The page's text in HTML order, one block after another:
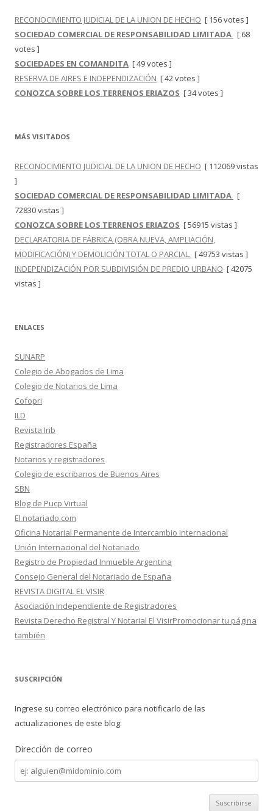
RECONOCIMIENTO JUDICIAL DE LA UNION DE HECHO [ 156 votes ]
SOCIEDAD COMERCIAL DE RESPONSABILIDAD LIMITADA [ 68
votes ]
SOCIEDADES EN COMANDITA [ 49 votes ]
RESERVA DE AIRES E INDEPENDIZACIÓN [ 42 votes ]
CONOZCA SOBRE LOS TERRENOS ERIAZOS [ 34 votes ]
MÁS VISITADOS
RECONOCIMIENTO JUDICIAL DE LA UNION DE HECHO [ 112069 vistas
]
SOCIEDAD COMERCIAL DE RESPONSABILIDAD LIMITADA [
72830 vistas ]
CONOZCA SOBRE LOS TERRENOS ERIAZOS [ 56915 vistas ]
DECLARATORIA DE FÁBRICA (OBRA NUEVA, AMPLIACIÓN,
MODIFICACIÓN) Y DEMOLICIÓN TOTAL O PARCIAL. [ 49753 vistas ]
INDEPENDIZACIÓN POR SUBDIVISIÓN DE PREDIO URBANO [ 42075
vistas ]
ENLACES
SUNARP
Colegio de Abogados de Lima
Colegio de Notarios de Lima
Cofopri
ILD
Revista Irib
Registradores España
Notarios y registradores
Colegio de escribanos de Buenos Aires
SBN
Blog de Pucp Virtual
El notariado.com
Oficina Notarial Permanente de Intercambio Internacional
Unión Internacional del Notariado
Registro de Propiedad Inmueble Argentina
Consejo General del Notariado de España
REVISTA DIGITAL EL VISIR
Asociación Independiente de Registradores
Revista Derecho Registral Y Notarial El VisirPromocionar tu página
también
SUSCRIPCIÓN
Ingrese su correo electrónico para notificarlo de las
actualizaciones de este blog:
Dirección de correo
Dirección
de
correo